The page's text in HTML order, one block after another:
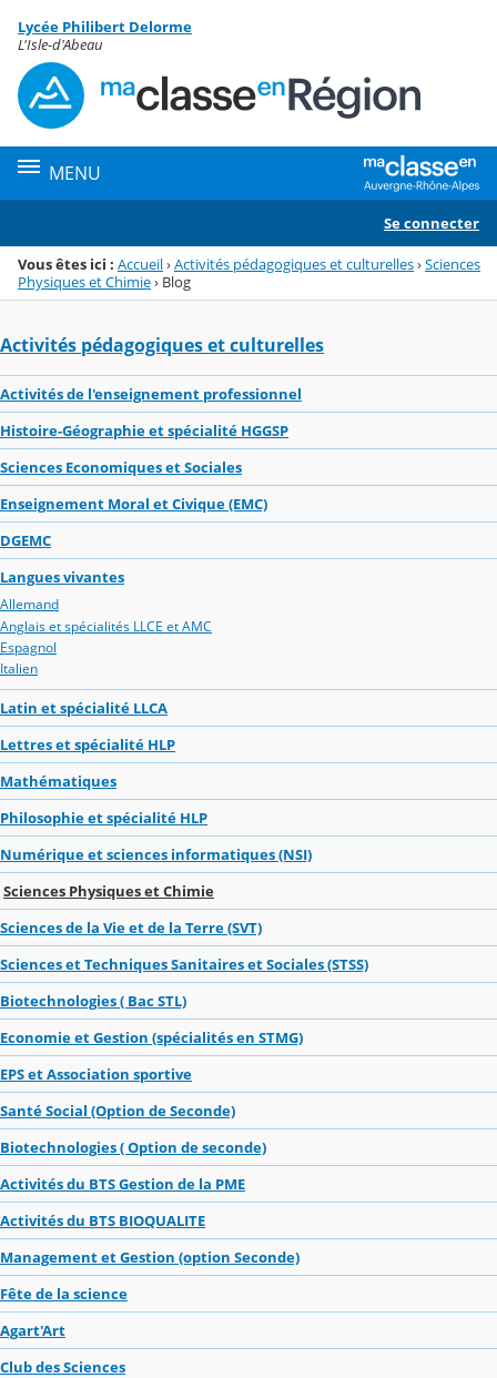
Menu de la rubrique
Contenu
Lycée Philibert Delorme
L'Isle-d'Abeau
MENU
Se connecter
Vous êtes ici : Accueil›Activités pédagogiques et culturelles›Sciences
Physiques et Chimie› Blog
Activités pédagogiques et culturelles
Activités de l'enseignement professionnel
Histoire-Géographie et spécialité HGGSP
Sciences Economiques et Sociales
Enseignement Moral et Civique (EMC)
DGEMC
Langues vivantes
Allemand
Anglais et spécialités LLCE et AMC
Espagnol
Italien
Latin et spécialité LLCA
Lettres et spécialité HLP
Mathématiques
Philosophie et spécialité HLP
Numérique et sciences informatiques (NSI)
Sciences Physiques et Chimie
Sciences de la Vie et de la Terre (SVT)
Sciences et Techniques Sanitaires et Sociales (STSS)
Biotechnologies ( Bac STL)
Economie et Gestion (spécialités en STMG)
EPS et Association sportive
Santé Social (Option de Seconde)
Biotechnologies ( Option de seconde)
Activités du BTS Gestion de la PME
Activités du BTS BIOQUALITE
Management et Gestion (option Seconde)
Fête de la science
Agart'Art
Club des Sciences